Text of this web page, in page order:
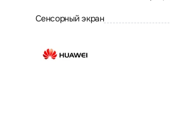
Сенсорный экран